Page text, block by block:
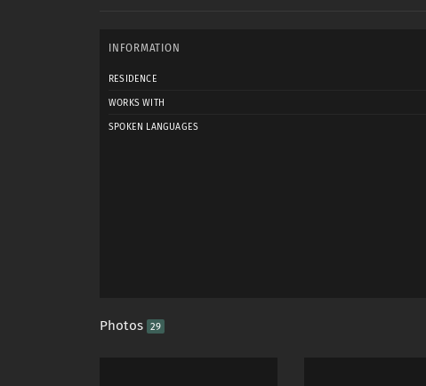
INFORMATION
RESIDENCE
WORKS WITH
SPOKEN LANGUAGES
Photos 29